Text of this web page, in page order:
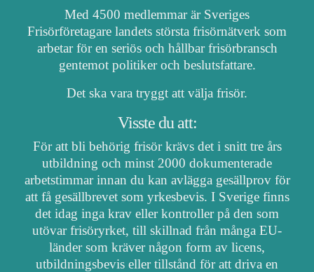
Med 4500 medlemmar är Sveriges
Frisörföretagare landets största frisörnätverk som
arbetar för en seriös och hållbar frisörbransch
gentemot politiker och beslutsfattare.
Det ska vara tryggt att välja frisör.
Visste du att:
För att bli behörig frisör krävs det i snitt tre års
utbildning och minst 2000 dokumenterade
arbetstimmar innan du kan avlägga gesällprov för
att få gesällbrevet som yrkesbevis. I Sverige finns
det idag inga krav eller kontroller på den som
utövar frisöryrket, till skillnad från många EU-
länder som kräver någon form av licens,
utbildningsbevis eller tillstånd för att driva en